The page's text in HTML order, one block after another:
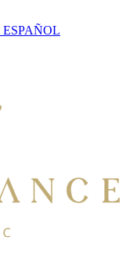
ESPAÑOL